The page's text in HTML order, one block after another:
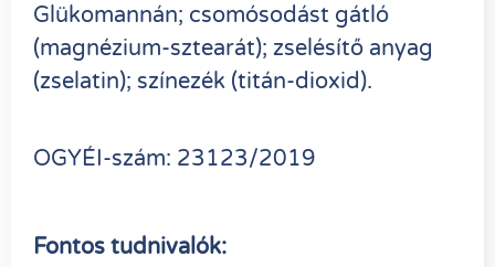
Glükomannán; csomósodást gátló
(magnézium-sztearát); zselésítő anyag
(zselatin); színezék (titán-dioxid).
OGYÉI-szám: 23123/2019
Fontos tudnivalók: